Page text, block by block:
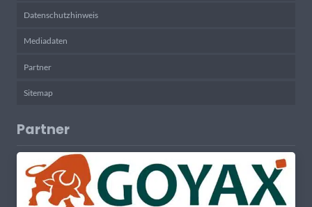
Datenschutzhinweis
Mediadaten
Partner
Sitemap
Partner